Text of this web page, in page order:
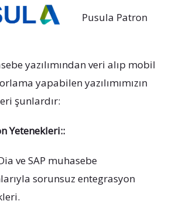
Pusula Patron
yazılımından veri alıp mobil
yapabilen yazılımımızın
şunlardır:
Yetenekleri::
ve SAP muhasebe
sorunsuz entegrasyon